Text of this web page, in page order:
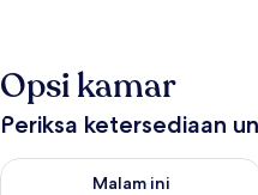
Opsi kamar
Periksa ketersediaan
Malam ini
Periksa ketersediaan untuk